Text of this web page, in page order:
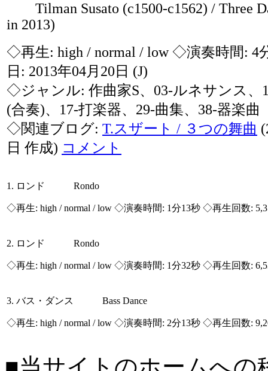
Tilman Susato (c1500-c1562) / Three
in 2013)
◇再生: high / normal / low ◇演奏時間: 4
日: 2013年04月20日 (J)
◇ジャンル: 作曲家S、03-ルネサンス、
(合奏)、17-打楽器、29-曲集、38-器楽曲
◇関連ブログ: T.スザート / ３つの舞曲
日 作成) コメント
1. ロンド Rondo
◇再生: high / normal / low ◇演奏時間: 1分13秒 ◇再生回数:
2. ロンド Rondo
◇再生: high / normal / low ◇演奏時間: 1分32秒 ◇再生回数:
3. バス・ダンス Bass Dance
◇再生: high / normal / low ◇演奏時間: 2分13秒 ◇再生回数: